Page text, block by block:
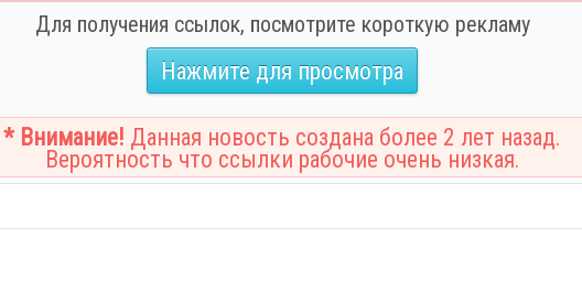
Для получения ссылок, посмотрите короткую рекламу
Нажмите для просмотра
* Внимание! Данная новость создана более 2 лет назад.
Вероятность что ссылки рабочие очень низкая.